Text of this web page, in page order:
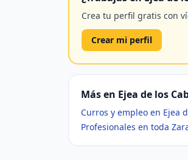
Crea tu perfil gratis con
Crear mi perfil
Más en Ejea de los
Curros y empleo en Ejea
Profesionales en toda